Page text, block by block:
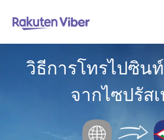
วิธีการโทรไปซิน
จากไซปรัส